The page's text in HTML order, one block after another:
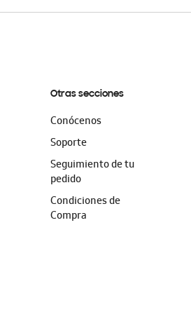
Otras secciones
Conócenos
Soporte
Seguimiento de tu
pedido
Condiciones de
Compra